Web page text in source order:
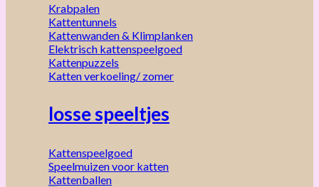
Krabpalen
Kattentunnels
Kattenwanden & Klimplanken
Elektrisch kattenspeelgoed
Kattenpuzzels
Katten verkoeling/ zomer
losse speeltjes
Kattenspeelgoed
Speelmuizen voor katten
Kattenballen